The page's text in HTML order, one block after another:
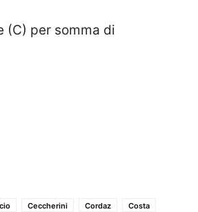
(C) per somma di
Ceccherini Cordaz
Costa